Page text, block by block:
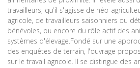
travailleurs, qu'il s'agisse de néo-
agricole, de travailleurs saisonniers ou
bénévoles, ou encore du rôle actif des
systèmes d'élevage.Fondé sur une
des enquêtes de terrain, l'ouvrage
sur le travail agricole. Il se distingue des